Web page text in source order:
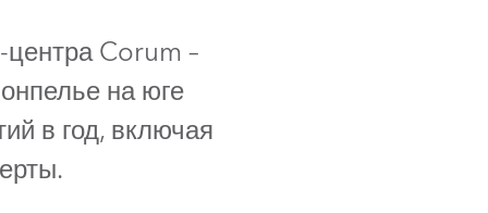
Czech and Slovak Republic
Corum –
на юге
в год, включая